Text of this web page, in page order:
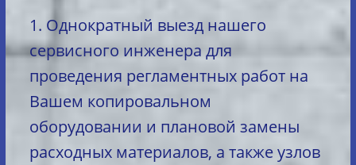
1. Однократный выезд нашего
сервисного инженера для
проведения регламентных работ на
Вашем копировальном
оборудовании и плановой замены
расходных материалов, а также узлов